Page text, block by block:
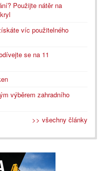
Použijte nátěr na
víc použitelného
se na 11
výběrem zahradního
>> všechny články